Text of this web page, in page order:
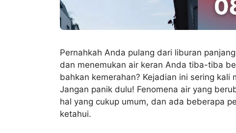
Pernahkah Anda pulang dari liburan
dan menemukan air keran Anda tiba-tiba
bahkan kemerahan? Kejadian ini sering
Jangan panik dulu! Fenomena air yang
hal yang cukup umum, dan ada beberapa
ketahui.